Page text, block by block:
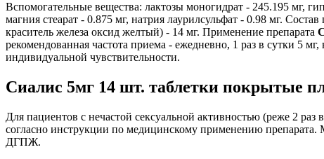
Вспомогательные вещества: лактозы моногидрат - 245.195 мг,
магния стеарат - 0.875 мг, натрия лаурилсульфат - 0.98 мг.
краситель железа оксид желтый) - 14 мг. Применение препарата
рекомендованная частота приема - ежедневно, 1 раз в сутки 5
индивидуальной чувствительности.
Сиалис 5мг 14 шт. таблетки покрытые
Для пациентов с нечастой сексуальной активностью (реже 2
согласно инструкции по медицинскому применению
ДГПЖ.